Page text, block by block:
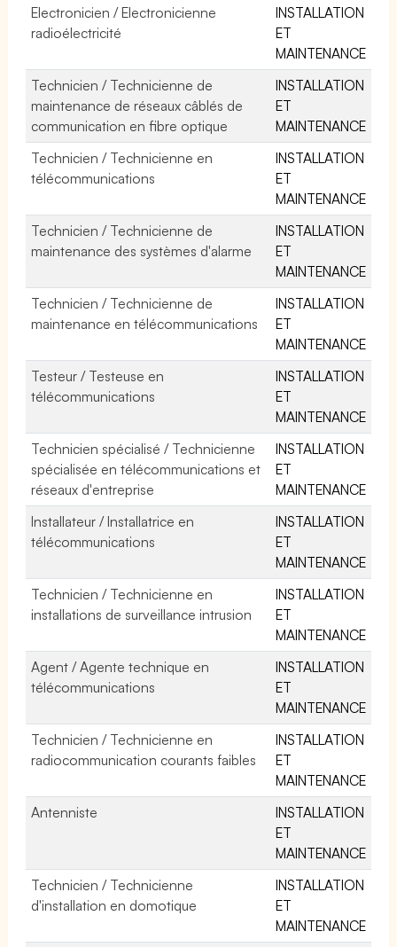
Electronicien / Electronicienne
radioélectricité
INSTALLATION
ET
MAINTENANCE
Technicien / Technicienne de
maintenance de réseaux câblés de
communication en fibre optique
INSTALLATION
ET
MAINTENANCE
Technicien / Technicienne en
télécommunications
INSTALLATION
ET
MAINTENANCE
Technicien / Technicienne de
maintenance des systèmes d'alarme
INSTALLATION
ET
MAINTENANCE
Technicien / Technicienne de
maintenance en télécommunications
INSTALLATION
ET
MAINTENANCE
Testeur / Testeuse en
télécommunications
INSTALLATION
ET
MAINTENANCE
Technicien spécialisé / Technicienne
spécialisée en télécommunications et
réseaux d'entreprise
INSTALLATION
ET
MAINTENANCE
Installateur / Installatrice en
télécommunications
INSTALLATION
ET
MAINTENANCE
Technicien / Technicienne en
installations de surveillance intrusion
INSTALLATION
ET
MAINTENANCE
Agent / Agente technique en
télécommunications
INSTALLATION
ET
MAINTENANCE
Technicien / Technicienne en
radiocommunication courants faibles
INSTALLATION
ET
MAINTENANCE
Antenniste
INSTALLATION
ET
MAINTENANCE
Technicien / Technicienne
d'installation en domotique
INSTALLATION
ET
MAINTENANCE